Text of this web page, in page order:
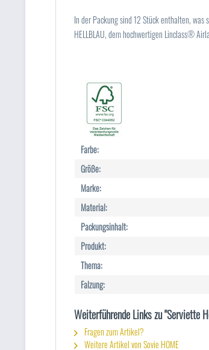
In der Packung sind 12 Stück enthalten,
HELLBLAU, dem hochwertigen Linclass®
Farbe:
Größe:
Marke:
Material:
Packungsinhalt:
Produkt:
Thema:
Falzung:
Weiterführende Links zu
Fragen zum Artikel?
Weitere Artikel von Sovie HOME